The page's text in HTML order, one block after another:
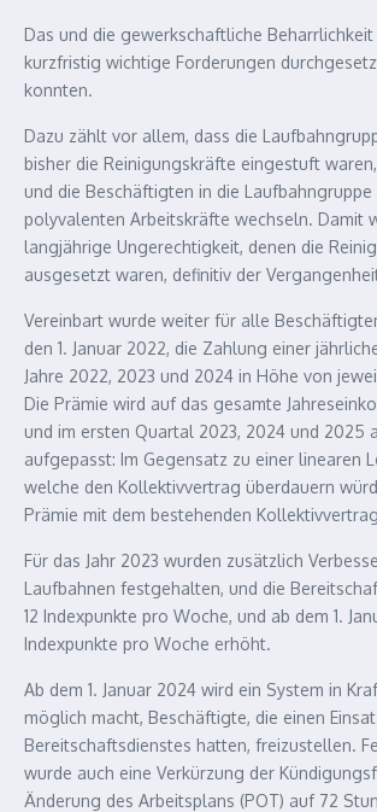
Das und die gewerkschaftliche
kurzfristig wichtige Forderungen
konnten.
Dazu zählt vor allem, dass die
bisher die Reinigungskräfte eingestuft
und die Beschäftigten in die Laufbahngruppe
polyvalenten Arbeitskräfte wechseln. Damit
langjährige Ungerechtigkeit, denen die
ausgesetzt waren, definitiv der
Vereinbart wurde weiter für alle
den 1. Januar 2022, die Zahlung einer
Jahre 2022, 2023 und 2024 in Höhe von
Die Prämie wird auf das gesamte
und im ersten Quartal 2023, 2024 und 2025
aufgepasst: Im Gegensatz zu einer linearen
welche den Kollektivvertrag überdauern
Prämie mit dem bestehenden
Für das Jahr 2023 wurden zusätzlich
Laufbahnen festgehalten, und die
12 Indexpunkte pro Woche, und ab dem 1.
Indexpunkte pro Woche erhöht.
Ab dem 1. Januar 2024 wird ein System in
möglich macht, Beschäftigte, die einen
Bereitschaftsdienstes hatten, freizustellen.
wurde auch eine Verkürzung der
Änderung des Arbeitsplans (POT) auf 72